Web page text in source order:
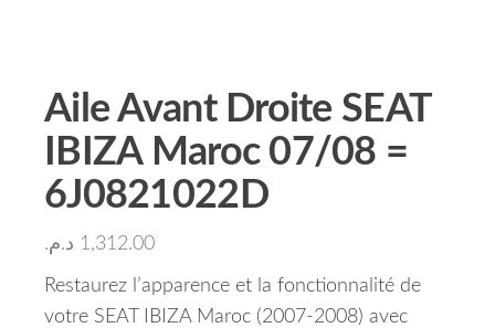
Aile Avant Droite SEAT
IBIZA Maroc 07/08 =
6J0821022D
1,312.00 د.م.
Restaurez l’apparence et la fonctionnalité de
votre SEAT IBIZA Maroc (2007-2008) avec